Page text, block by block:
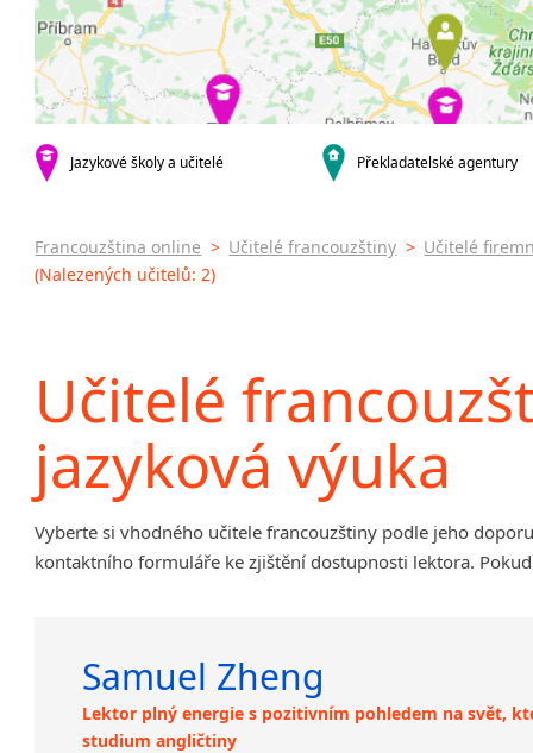
Plzeň
Online
Skype
Jazykové školy a učitelé Překladatelské agentury
Francouzština online > Učitelé francouzštiny > Učitelé
(Nalezených učitelů: 2)
Učitelé
jazyková výuka
Vyberte si vhodného učitele francouzštiny podle jeho
kontaktního formuláře ke zjištění dostupnosti lektora.
Samuel Zheng
Lektor plný energie s pozitivním pohledem na svět,
studium angličtiny